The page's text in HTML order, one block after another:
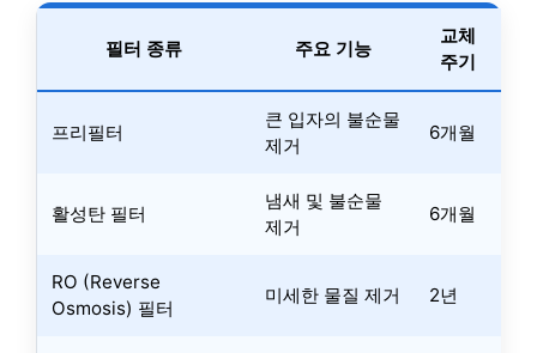
필터 종류 주요 기능
교체
주기
프리필터
큰 입자의 불순물
제거
6개월
활성탄 필터
냄새 및 불순물
제거
6개월
RO (Reverse
Osmosis) 필터
미세한 물질 제거 2년